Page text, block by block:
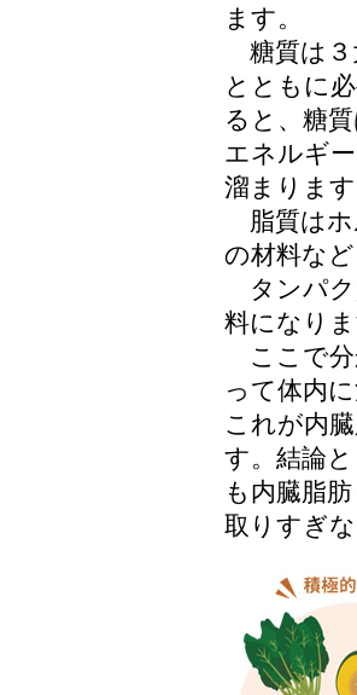
ます。
糖質は３
とともに
ると、糖
エネルギ
溜まりま
脂質はホ
の材料な
タンパク
料になり
ここで分
って体内
これが内
す。結論
も内臓脂
取りすぎ